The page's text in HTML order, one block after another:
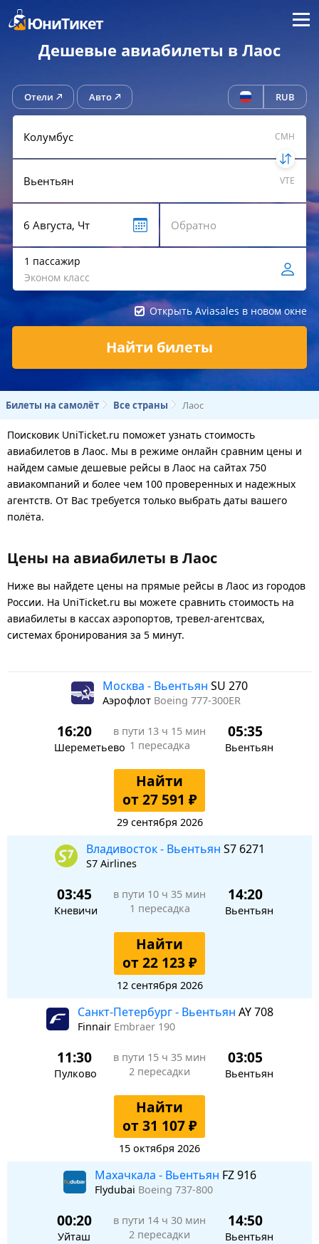
ЮниТикет Меню
Дешевые авиабилеты в Лаос
Отели Авто RUB
CMH
VTE
1 пассажир
Эконом класс
Открыть Aviasales в новом окне
Найти билеты
Билеты на самолёт Все страны Лаос
Поисковик UniTicket.ru поможет узнать стоимость
авиабилетов в Лаос. Мы в режиме онлайн сравним цены и
найдем самые дешевые рейсы в Лаос на сайтах 750
авиакомпаний и более чем 100 проверенных и надежных
агентств. От Вас требуется только выбрать даты вашего
полёта.
Цены на авиабилеты в Лаос
Ниже вы найдете цены на прямые рейсы в Лаос из городов
России. На UniTicket.ru вы можете сравнить стоимость на
авиабилеты в кассах аэропортов, тревел-агентсвах,
системах бронирования за 5 минут.
Москва - Вьентьян SU 270
Аэрофлот Boeing 777-300ER
16:20
Шереметьево
в пути 13 ч 15 мин
1 пересадка
05:35
Вьентьян
Найти
от 27 591 ₽
29 сентября 2026
Владивосток - Вьентьян S7 6271
S7 Airlines
03:45
Кневичи
в пути 10 ч 35 мин
1 пересадка
14:20
Вьентьян
Найти
от 22 123 ₽
12 сентября 2026
Санкт-Петербург - Вьентьян AY 708
Finnair Embraer 190
11:30
Пулково
в пути 15 ч 35 мин
2 пересадки
03:05
Вьентьян
Найти
от 31 107 ₽
15 октября 2026
Махачкала - Вьентьян FZ 916
Flydubai Boeing 737-800
00:20
Уйташ
в пути 14 ч 30 мин
2 пересадки
14:50
Вьентьян